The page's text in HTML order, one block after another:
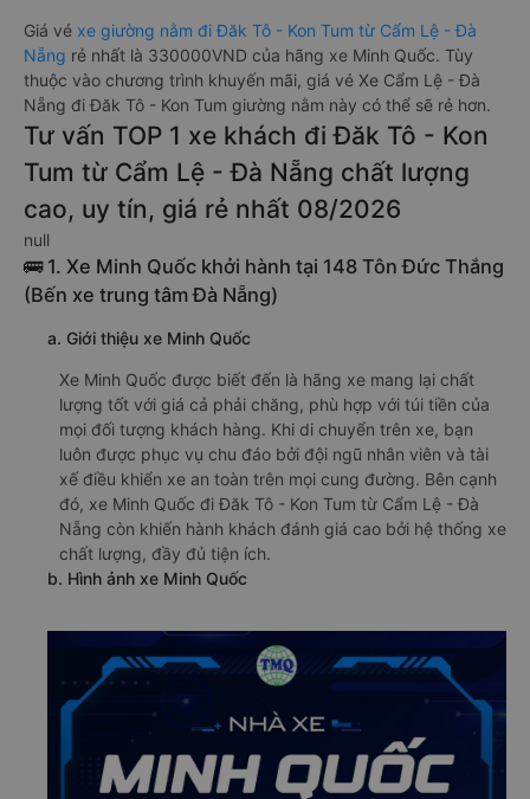
Giá vé xe giường nằm đi Đăk Tô - Kon Tum từ Cẩm Lệ - Đà
Nẵng rẻ nhất là 330000VND của hãng xe Minh Quốc. Tùy
thuộc vào chương trình khuyến mãi, giá vé Xe Cẩm Lệ - Đà
Nẵng đi Đăk Tô - Kon Tum giường nằm này có thể sẽ rẻ hơn.
Tư vấn TOP 1 xe khách đi Đăk Tô - Kon
Tum từ Cẩm Lệ - Đà Nẵng chất lượng
cao, uy tín, giá rẻ nhất 08/2026
null
🚌 1. Xe Minh Quốc khởi hành tại 148 Tôn Đức Thắng
(Bến xe trung tâm Đà Nẵng)
a. Giới thiệu xe Minh Quốc
Xe Minh Quốc được biết đến là hãng xe mang lại chất
lượng tốt với giá cả phải chăng, phù hợp với túi tiền của
mọi đối tượng khách hàng. Khi di chuyển trên xe, bạn
luôn được phục vụ chu đáo bởi đội ngũ nhân viên và tài
xế điều khiển xe an toàn trên mọi cung đường. Bên cạnh
đó, xe Minh Quốc đi Đăk Tô - Kon Tum từ Cẩm Lệ - Đà
Nẵng còn khiến hành khách đánh giá cao bởi hệ thống xe
chất lượng, đầy đủ tiện ích.
b. Hình ảnh xe Minh Quốc